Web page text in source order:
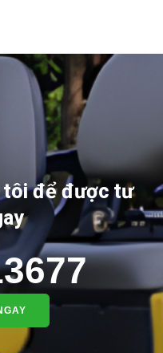
tôi để được tư